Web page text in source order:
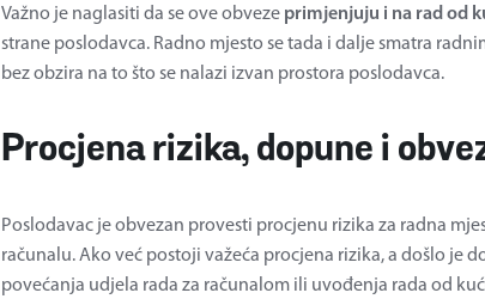
Važno je naglasiti da se ove obveze primjenjuju i na rad od
strane poslodavca. Radno mjesto se tada i dalje smatra
bez obzira na to što se nalazi izvan prostora poslodavca.
Procjena rizika, dopune i
Poslodavac je obvezan provesti procjenu rizika za radna
računalu. Ako već postoji važeća procjena rizika, a došlo je
povećanja udjela rada za računalom ili uvođenja rada od